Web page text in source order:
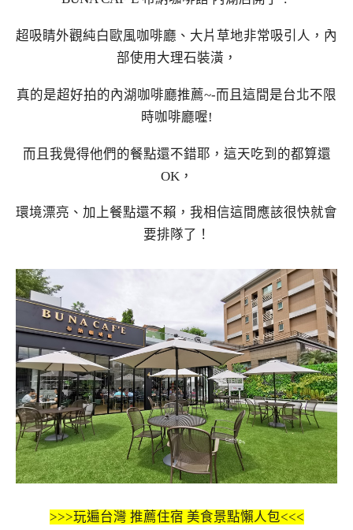
超吸睛外觀純白歐風咖啡廳、大片草地非常吸引人，內
部使用大理石裝潢，
真的是超好拍的內湖咖啡廳推薦~-而且這間是台北不限
時咖啡廳喔!
而且我覺得他們的餐點還不錯耶，這天吃到的都算還
OK，
環境漂亮、加上餐點還不賴，我相信這間應該很快就會
要排隊了！
>>>玩遍台灣 推薦住宿 美食景點懶人包<<<